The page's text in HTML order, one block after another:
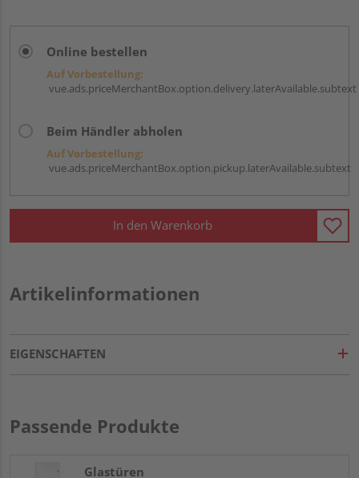
Online bestellen
Auf Vorbestellung:
vue.ads.priceMerchantBox.option.delivery.laterAvailable.subtext
Beim Händler abholen
Auf Vorbestellung:
vue.ads.priceMerchantBox.option.pickup.laterAvailable.subtext
In den Warenkorb
Artikelinformationen
EIGENSCHAFTEN
Passende Produkte
Glastüren